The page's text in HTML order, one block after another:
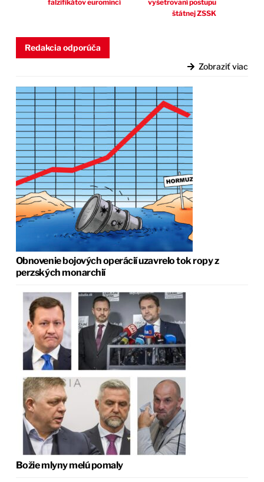
falzifikátov euromincí
vyšetrovaní postupu
štátnej ZSSK
Redakcia odporúča
Zobraziť viac
Obnovenie bojových operácií uzavrelo tok ropy z
perzských monarchií
Božie mlyny melú pomaly